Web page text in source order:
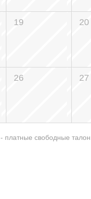
19 20
26 27
- платные свободные